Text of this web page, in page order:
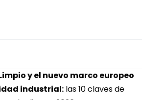
y el nuevo marco europeo
industrial: las 10 claves de